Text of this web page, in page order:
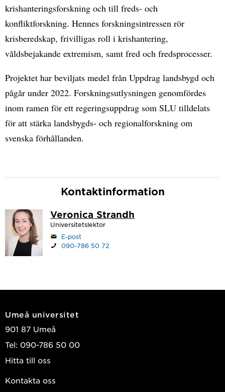
krishanteringsforskning och till freds- och
konfliktforskning. Hennes forskningsintressen rör
krisberedskap, frivilligas roll i krishantering,
våldsbejakande extremism, samt fred och fredsprocesser.
Projektet har beviljats medel från Uppdrag landsbygd och
pågår under 2022. Forskningsutlysningen genomfördes
inom ramen för ett regeringsuppdrag som SLU tilldelats
för att stärka landsbygds- och regionalforskning om
svenska förhållanden.
Kontaktinformation
Veronica Strandh
Universitetslektor
E-post
090-786 50 72
Umeå universitet
901 87 Umeå
Tel: 090-786 50 00
Hitta till oss
Kontakta oss